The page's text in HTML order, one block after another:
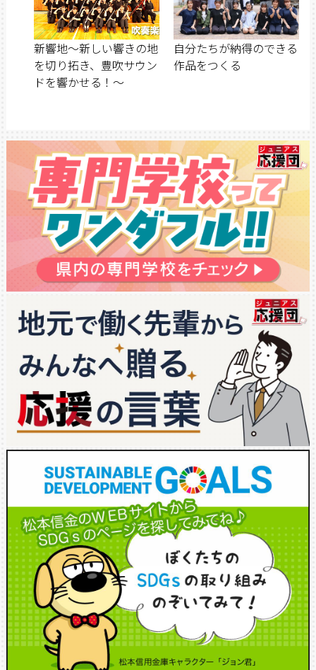
新響地～新しい響きの地
を切り拓き、豊吹サウン
ドを響かせる！～
自分たちが納得のできる
作品をつくる